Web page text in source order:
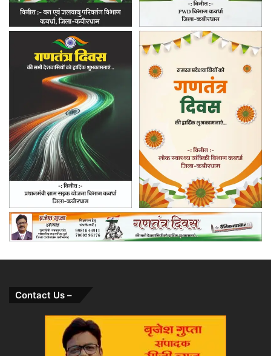
Contact Us –